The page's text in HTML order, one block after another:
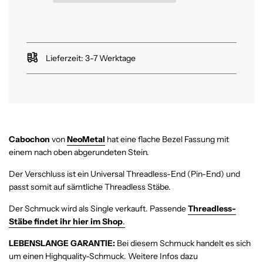
.
Lieferzeit: 3-7 Werktage
Cabochon vonNeoMetal hat eine flache Bezel Fassung mit
einem nach oben abgerundeten Stein.
Der Verschluss ist ein Universal Threadless-End (Pin-End) und
passt somit auf sämtliche Threadless Stäbe.
Der Schmuck wird als Single verkauft. PassendeThreadless-
Stäbe findet ihr hier im Shop.
LEBENSLANGE GARANTIE: Bei diesem Schmuck handelt es sich
um einen Highquality-Schmuck. Weitere Infos dazu